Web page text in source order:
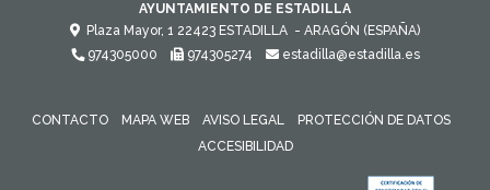
AYUNTAMIENTO DE ESTADILLA
Plaza Mayor, 1 22423 ESTADILLA - ARAGÓN (ESPAÑA)
974305000
974305274 estadilla@estadilla.es
CONTACTO MAPA WEB AVISO LEGAL
PROTECCIÓN DE DATOS
ACCESIBILIDAD